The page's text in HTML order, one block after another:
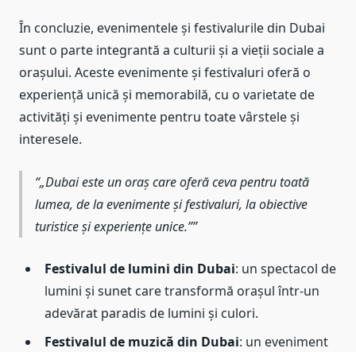
În concluzie, evenimentele și festivalurile din Dubai
sunt o parte integrantă a culturii și a vieții sociale a
orașului. Aceste evenimente și festivaluri oferă o
experiență unică și memorabilă, cu o varietate de
activități și evenimente pentru toate vârstele și
interesele.
„Dubai este un oraș care oferă ceva pentru toată
lumea, de la evenimente și festivaluri, la obiective
turistice și experiențe unice.”
Festivalul de lumini din Dubai: un spectacol de
lumini și sunet care transformă orașul într-un
adevărat paradis de lumini și culori.
Festivalul de muzică din Dubai: un eveniment